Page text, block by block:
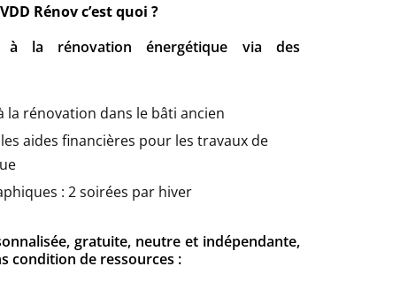
VDD Rénov c’est quoi ?
à la rénovation énergétique via des
la rénovation dans le bâti ancien
aides financières pour les travaux de
: 2 soirées par hiver
gratuite, neutre et indépendante,
condition de ressources :